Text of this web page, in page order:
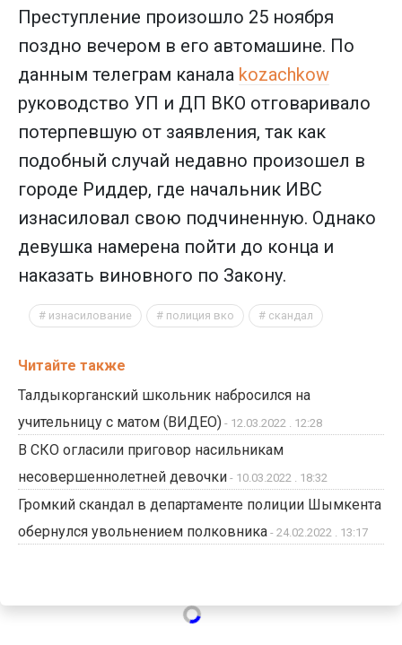
Преступление произошло 25 ноября
поздно вечером в его автомашине. По
данным телеграм канала kozachkow
руководство УП и ДП ВКО отговаривало
потерпевшую от заявления, так как
подобный случай недавно произошел в
городе Риддер, где начальник ИВС
изнасиловал свою подчиненную. Однако
девушка намерена пойти до конца и
наказать виновного по Закону.
изнасилование полиция вко скандал
Читайте также
Талдыкорганский школьник набросился на
учительницу с матом (ВИДЕО) - 12.03.2022 . 12:28
В СКО огласили приговор насильникам
несовершеннолетней девочки - 10.03.2022 . 18:32
Громкий скандал в департаменте полиции Шымкента
обернулся увольнением полковника - 24.02.2022 . 13:17